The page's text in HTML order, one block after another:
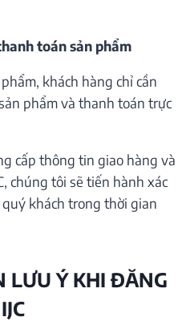
toán sản phẩm
khách hàng chỉ cần
phẩm và thanh toán trực
cấp thông tin giao hàng và
chúng tôi sẽ tiến hành xác
khách trong thời gian
LƯU Ý KHI ĐĂNG